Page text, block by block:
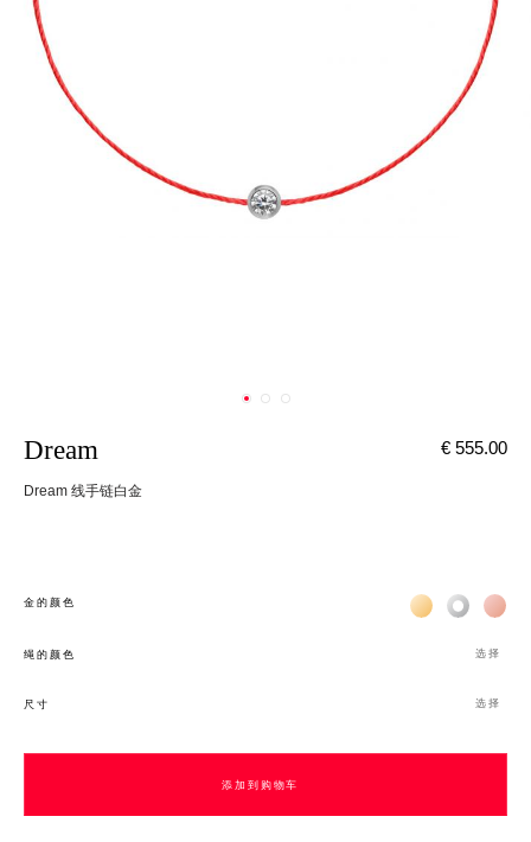
Dream
Dream 线手链白金
€ 555.00
金的颜色 Жёлтое золото
Белое
绳的颜色 选择
尺寸 选择
添加到购物车